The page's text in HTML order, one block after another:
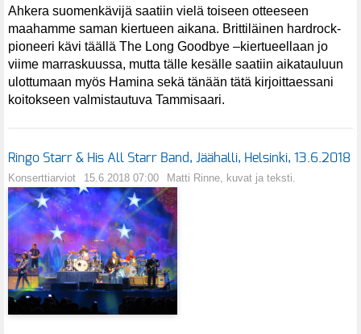
Ahkera suomenkävijä saatiin vielä toiseen otteeseen
maahamme saman kiertueen aikana. Brittiläinen hardrock-
pioneeri kävi täällä The Long Goodbye –kiertueellaan jo
viime marraskuussa, mutta tälle kesälle saatiin aikatauluun
ulottumaan myös Hamina sekä tänään tätä kirjoittaessani
koitokseen valmistautuva Tammisaari.
Ringo Starr & His All Starr Band, Jäähalli, Helsinki, 13.6.2018
Konserttiarviot 15.6.2018 07:00 Matti Rinne, kuvat ja teksti.